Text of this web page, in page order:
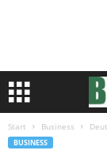
Start Business
BUSINESS